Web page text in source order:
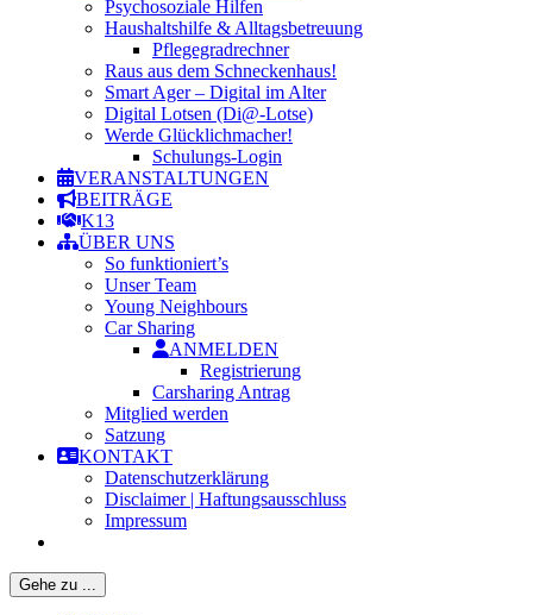
Psychosoziale Hilfen
Haushaltshilfe & Alltagsbetreuung
Pflegegradrechner
Raus aus dem Schneckenhaus!
Smart Ager – Digital im Alter
Digital Lotsen (Di@-Lotse)
Werde Glücklichmacher!
Schulungs-Login
VERANSTALTUNGEN
BEITRÄGE
K13
ÜBER UNS
So funktioniert’s
Unser Team
Young Neighbours
Car Sharing
ANMELDEN
Registrierung
Carsharing Antrag
Mitglied werden
Satzung
KONTAKT
Datenschutzerklärung
Disclaimer | Haftungsausschluss
Impressum
Gehe zu ...